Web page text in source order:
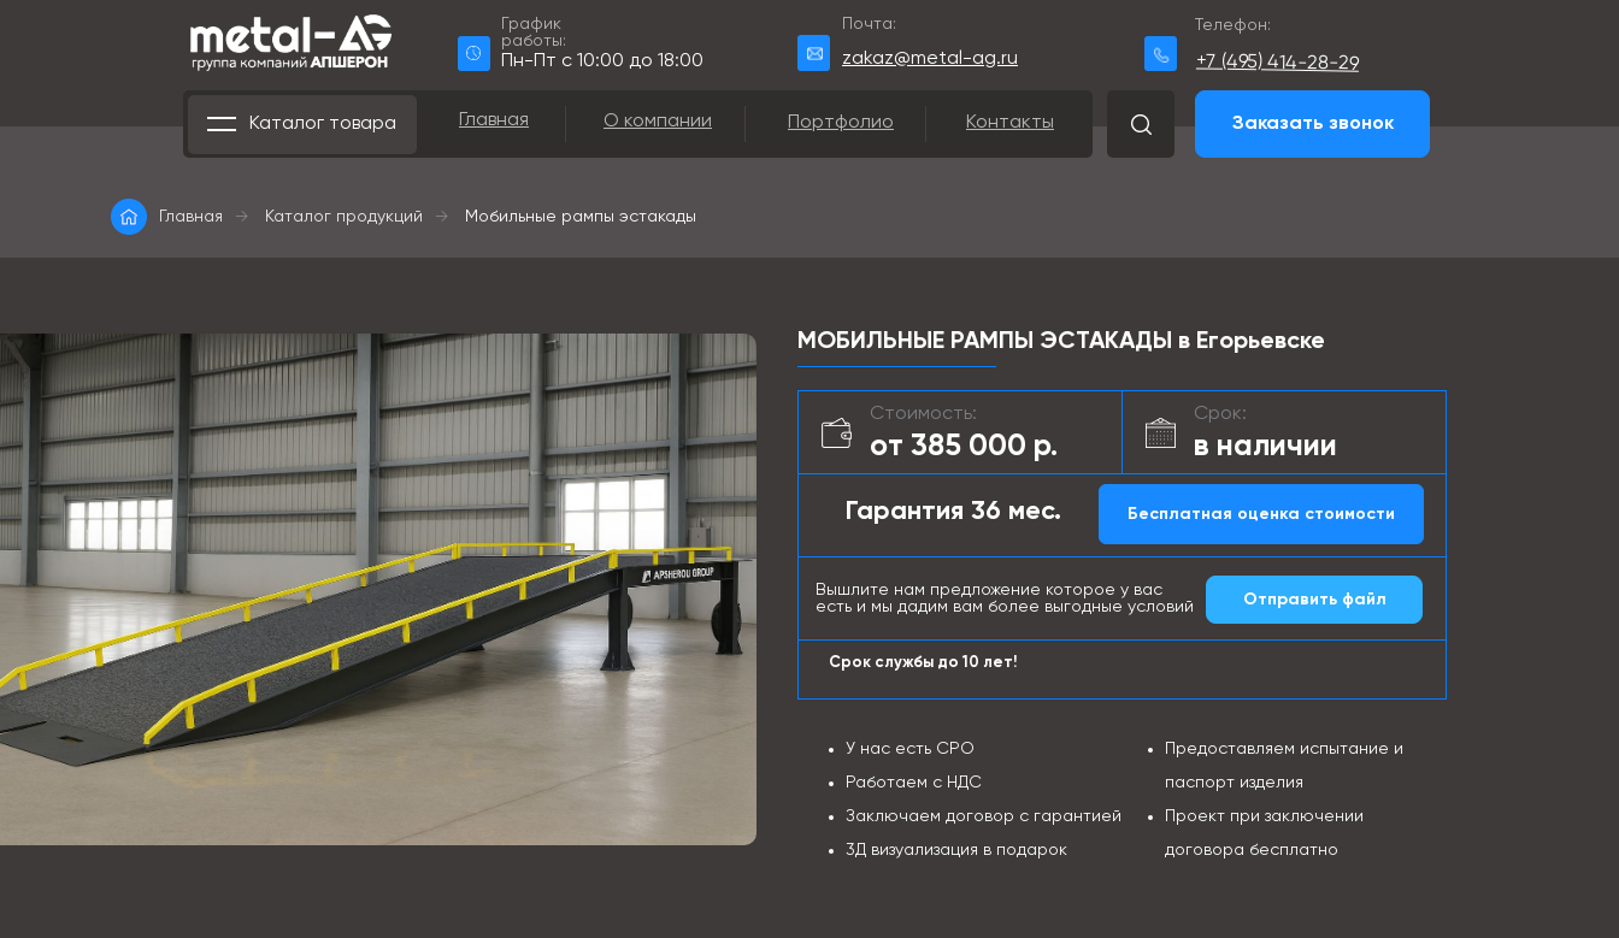
Телефон:
+7 (495) 414-28-29
Почта:
zakaz@metal-ag.ru
График
работы:
Пн-Пт с 10:00 до 18:00
Каталог товара Контакты
Портфолио
О компании
Главная Заказать звонок
Главная → Каталог продукций → Мобильные рампы эстакады
МОБИЛЬНЫЕ РАМПЫ ЭСТАКАДЫ в Егорьевске
Срок:
в наличии
Стоимость:
от 385 000 р.
Гарантия 36 мес. Бесплатная оценка стоимости
Вышлите нам предложение которое у вас
есть и мы дадим вам более выгодные условий
Срок службы до 10 лет!
Предоставляем испытание и
паспорт изделия
Проект при заключении
договора бесплатно
У нас есть СРО
Работаем с НДС
Заключаем договор с гарантией
3Д визуализация в подарок
Отправить файл